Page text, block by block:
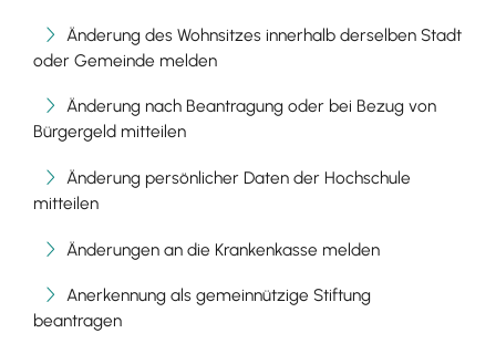
Änderung des Wohnsitzes innerhalb derselben Stadt
oder Gemeinde melden
Änderung nach Beantragung oder bei Bezug von
Bürgergeld mitteilen
Änderung persönlicher Daten der Hochschule
mitteilen
Änderungen an die Krankenkasse melden
Anerkennung als gemeinnützige Stiftung
beantragen